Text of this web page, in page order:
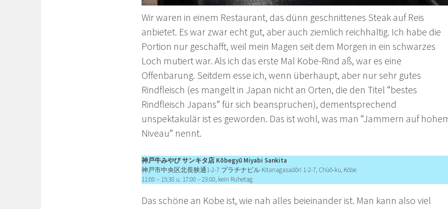
Wir waren in einem Restaurant, das dünn geschnittenes Steak auf Reis
anbietet. Es war zwar echt gut, aber auch ziemlich reichhaltig. Ich habe die
Portion nur geschafft, weil mein Magen seit dem Morgen in ein schwarzes
Loch mutiert war. Als ich das erste Mal Kobe-Rind aß, war es eine
Offenbarung. Seitdem esse ich, wenn überhaupt, aber nur sehr gutes
Rindfleisch (es mangelt in Japan nicht an Orten, die den Titel “bestes
Rindfleisch Japans” für sich beanspruchen), dementsprechend
unspektakulär ist es geworden. Das ist wohl, was man “Jammern auf
Niveau” nennt.
神戸牛みやび サンキタ店 Kōbegyū Miyabi Sankita
神戸市中央区北長狭通1-2-7 プラチナビル Kitanagasadōri 1-2-7, Chūō-ku, Kōbe
11:00 – 15:30 u. 17:00 – 23:00, kein Ruhetag
Das schöne an Kobe ist, wie nah alles beieinander ist. Man kann also viel